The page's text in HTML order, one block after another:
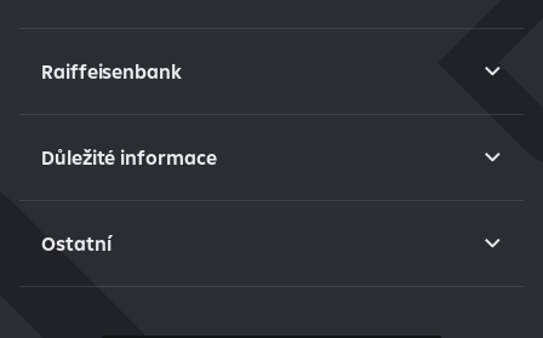
Raiffeisenbank
Důležité informace
Ostatní